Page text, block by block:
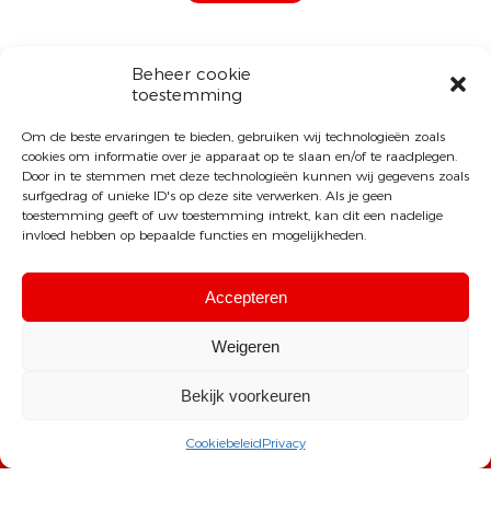
Beheer cookie
toestemming
Om de beste ervaringen te bieden, gebruiken wij technologieën zoals
cookies om informatie over je apparaat op te slaan en/of te raadplegen.
Door in te stemmen met deze technologieën kunnen wij gegevens zoals
surfgedrag of unieke ID's op deze site verwerken. Als je geen
toestemming geeft of uw toestemming intrekt, kan dit een nadelige
invloed hebben op bepaalde functies en mogelijkheden.
Accepteren
Weigeren
Bekijk voorkeuren
CookiebeleidPrivacy
Sint-Michielscollege Brasschaat
T: +32 (0) 3 640 30 30